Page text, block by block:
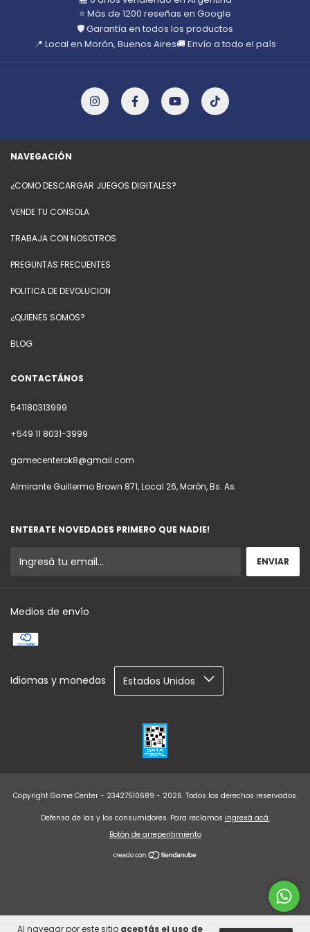
Al navegar por este sitio aceptás el uso de
⭐ Más de 1200 reseñas en Google
🛡️ Garantía en todos los productos
📍 Local en Morón, Buenos Aires🚚 Envío a todo el país
NAVEGACIÓN
¿COMO DESCARGAR JUEGOS DIGITALES?
VENDE TU CONSOLA
TRABAJA CON NOSOTROS
PREGUNTAS FRECUENTES
POLITICA DE DEVOLUCION
¿QUIENES SOMOS?
BLOG
CONTACTÁNOS
541180313999
+549 11 8031-3999
gamecenterok8@gmail.com
Almirante Guillermo Brown 871, Local 26, Morón, Bs. As.
ENTERATE NOVEDADES PRIMERO QUE NADIE!
Medios de envío
Idiomas y monedas
Copyright Game Center - 23427510689 - 2026. Todos los derechos reservados.
Defensa de las y los consumidores. Para reclamos ingresá acá.
Botón de arrepentimiento